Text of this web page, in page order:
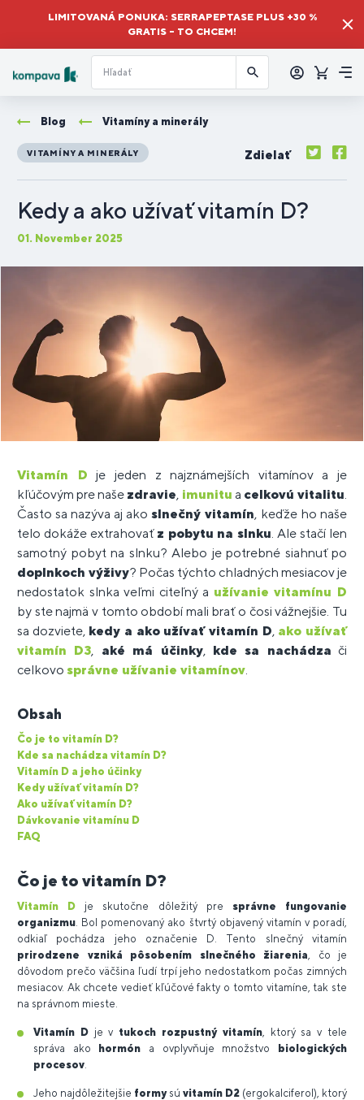
LIMITOVANÁ PONUKA: SERRAPEPTASE PLUS +30 %
GRATIS – TO CHCEM!
sa
Košík
Blog Vitamíny a minerály
VITAMÍNY A MINERÁLY Zdielať
Kedy a ako užívať vitamín D?
01. November 2025
Vitamín D je jeden z najznámejších vitamínov a je
kľúčovým pre naše zdravie, imunitu a celkovú vitalitu
Často sa nazýva aj ako slnečný vitamín, keďže ho naše
telo dokáže extrahovať z pobytu na slnku . Ale stačí len
samotný pobyt na slnku? Alebo je potrebné siahnuť po
doplnkoch výživy? Počas týchto chladných mesiacov je
nedostatok slnka veľmi citeľný a užívanie vitamínu D
by ste najmä v tomto období mali brať o čosi vážnejšie. Tu
sa dozviete, kedy a ako užívať vitamín D, ako užívať
vitamín D3, aké má účinky, kde sa nachádza či
celkovo správne užívanie vitamínov
Obsah
Čo je to vitamín D?
Kde sa nachádza vitamín D?
Vitamín D a jeho účinky
Kedy užívať vitamín D?
Ako užívať vitamín D?
Dávkovanie vitamínu D
FAQ
Čo je to vitamín D?
Vitamín D je skutočne dôležitý pre správne fungovanie
organizmu . Bol pomenovaný ako štvrtý objavený vitamín v poradí,
odkiaľ pochádza jeho označenie D. Tento slnečný vitamín
prirodzene vzniká pôsobením slnečného žiarenia , čo je
dôvodom prečo väčšina ľudí trpí jeho nedostatkom počas zimných
mesiacov. Ak chcete vedieť kľúčové fakty o tomto vitamíne, tak ste
na správnom mieste.
Vitamín Dje v tukoch rozpustný vitamín, ktorý sa v tele
správa ako hormón a ovplyvňuje množstvo biologických
procesov
Jeho najdôležitejšie formy sú vitamín D2 (ergokalciferol), ktorý